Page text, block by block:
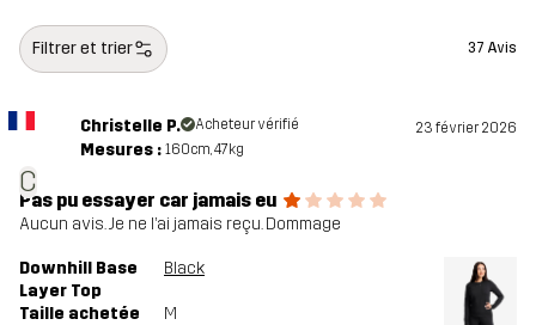
Filtrer et trier 37 Avis
C
Christelle P. Acheteur vérifié 23 février 2026
Mesures : 160cm, 47kg
Pas pu essayer car jamais eu
Aucun avis. Je ne l’ai jamais reçu. Dommage
Downhill Base
Layer Top
Black
Taille achetée M